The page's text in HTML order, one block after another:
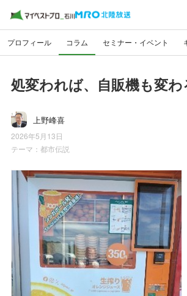
プロフィール コラム セミナー・イベント
処変われば、自販機も変わ
上野峰喜
2026年5月13日
テーマ： 都市伝説